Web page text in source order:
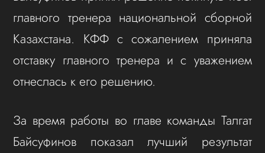
главного тренера национальной сборной
Казахстана. КФФ с сожалением приняла
отставку главного тренера и с уважением
отнеслась к его решению.
За время работы во главе команды Талгат
Байсуфинов показал лучший результат